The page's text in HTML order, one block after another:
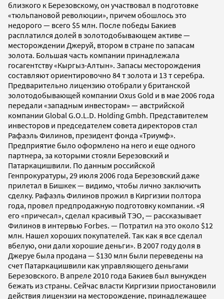
близкого к Березовскому, он участвовал в подготовке
«тюльпановой революции», причем обошлось это
недорого — всего $5 млн. После победы Бакиев
расплатился долей в золотодобывающем активе —
месторождении Джеруй, втором в стране по запасам
золота. Большая часть компании принадлежала
госагентству «Кыргыз-Алтын». Запасы месторождения
составляют ориентировочно 84 т золота и 13 т серебра.
Предварительно лицензию отобрали у британской
золотодобывающей компании Oxus Gold и в мае 2006 года
передали «западным инвесторам» — австрийской
компании Global G.O.L.D. Holding Gmbh. Представителем
инвесторов и председателем совета директоров стал
Рафаэль Филинов, президент фонда «Триумф».
Предприятие было оформлено на него и еще одного
партнера, за которыми стояли Березовский и
Патаркацишвили. По данным российской
Генпрокуратуры, 29 июля 2006 года Березовский даже
прилетал в Бишкек — видимо, чтобы лично заключить
сделку. Рафаэль Филинов прожил в Киргизии полтора
года, провел предпродажную подготовку компании. «Я
его «причесал», сделал красивый ТЭО, — рассказывает
Филинов в интервью Forbes. — Потратил на это около $12
млн. Нашел хороших покупателей. Так как я все сделал
вбелую, они дали хорошие деньги». В 2007 году доля в
Джеруе была продана — $130 млн были переведены на
счет Патаркацишвили как управляющего деньгами
Березовского. В апреле 2010 года Бакиев был вынужден
бежать из страны. Сейчас власти Киргизии приостановили
действия лицензии на месторождение, принадлежащее